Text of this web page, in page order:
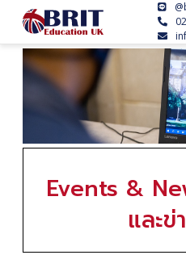
Events &
และข่